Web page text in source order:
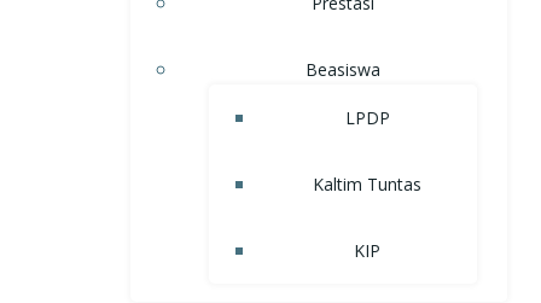
Beasiswa
LPDP
Kaltim Tuntas
KIP